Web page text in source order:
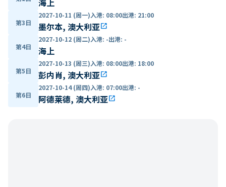
海上
第3日
2027-10-11 (周一)入港: 08:00出港: 21:00
墨尔本, 澳大利亚open_in_new
第4日
2027-10-12 (周二)入港: -出港: -
海上
第5日
2027-10-13 (周三)入港: 08:00出港: 18:00
彭内肖, 澳大利亚open_in_new
第6日
2027-10-14 (周四)入港: 07:00出港: -
阿德莱德, 澳大利亚open_in_new